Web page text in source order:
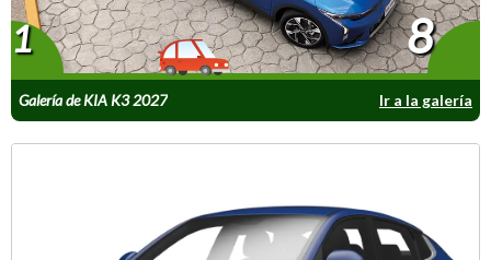
Galería de KIA K3 2027 Ir a la galería
1 8